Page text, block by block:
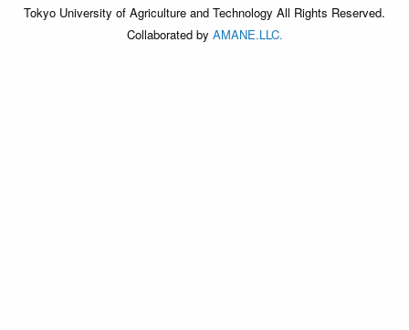
Tokyo University of Agriculture and Technology All Rights Reserved.
Collaborated by AMANE.LLC.